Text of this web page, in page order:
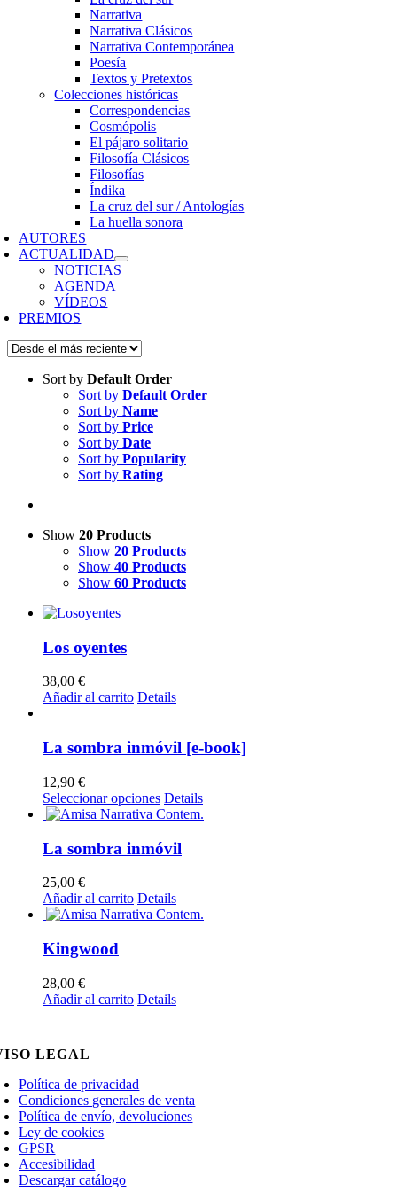
Narrativa
Narrativa Clásicos
Narrativa Contemporánea
Poesía
Textos y Pretextos
Colecciones históricas
Correspondencias
Cosmópolis
El pájaro solitario
Filosofía Clásicos
Filosofías
Índika
La cruz del sur / Antologías
La huella sonora
AUTORES
ACTUALIDAD
NOTICIAS
AGENDA
VÍDEOS
PREMIOS
Sort by Default Order
Sort by Default Order
Sort by Name
Sort by Price
Sort by Date
Sort by Popularity
Sort by Rating
Show 20 Products
Show 20 Products
Show 40 Products
Show 60 Products
Los oyentes
38,00 €
Añadir al carrito Details
La sombra inmóvil [e-book]
12,90 €
Seleccionar opciones Este
producto
múltiples
variantes.
opciones
se
pueden
de
Details
La sombra inmóvil
25,00 €
Añadir al carrito Details
Kingwood
28,00 €
Añadir al carrito Details
LEGAL
Política de privacidad
Condiciones generales de venta
Política de envío, devoluciones
Ley de cookies
GPSR
Accesibilidad
Descargar catálogo